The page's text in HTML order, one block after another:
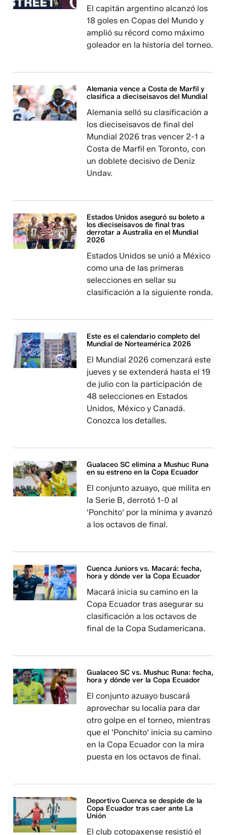
El capitán argentino alcanzó los
18 goles en Copas del Mundo y
amplió su récord como máximo
goleador en la historia del torneo.
Alemania vence a Costa de Marfil y
clasifica a dieciseisavos del Mundial
Alemania selló su clasificación a
los dieciseisavos de final del
Mundial 2026 tras vencer 2-1 a
Costa de Marfil en Toronto, con
un doblete decisivo de Deniz
Undav.
Estados Unidos aseguró su boleto a
los dieciseisavos de final tras
derrotar a Australia en el Mundial
2026
Estados Unidos se unió a México
como una de las primeras
selecciones en sellar su
clasificación a la siguiente ronda.
Este es el calendario completo del
Mundial de Norteamérica 2026
El Mundial 2026 comenzará este
jueves y se extenderá hasta el 19
de julio con la participación de
48 selecciones en Estados
Unidos, México y Canadá.
Conozca los detalles.
Gualaceo SC elimina a Mushuc Runa
en su estreno en la Copa Ecuador
El conjunto azuayo, que milita en
la Serie B, derrotó 1-0 al
'Ponchito' por la mínima y avanzó
a los octavos de final.
Cuenca Juniors vs. Macará: fecha,
hora y dónde ver la Copa Ecuador
Macará inicia su camino en la
Copa Ecuador tras asegurar su
clasificación a los octavos de
final de la Copa Sudamericana.
Gualaceo SC vs. Mushuc Runa: fecha,
hora y dónde ver la Copa Ecuador
El conjunto azuayo buscará
aprovechar su localía para dar
otro golpe en el torneo, mientras
que el 'Ponchito' inicia su camino
en la Copa Ecuador con la mira
puesta en los octavos de final.
Deportivo Cuenca se despide de la
Copa Ecuador tras caer ante La
Unión
El club cotopaxense resistió el